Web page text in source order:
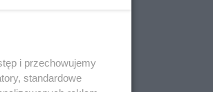
i przechowujemy
standardowe